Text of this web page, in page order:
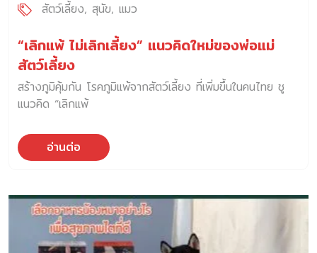
สัตว์เลี้ยง สุนัข แมว
“เลิกแพ้ ไม่เลิกเลี้ยง” แนวคิดใหม่ของพ่อแม่
สัตว์เลี้ยง
สร้างภูมิคุ้มกัน โรคภูมิแพ้จากสัตว์เลี้ยง ที่เพิ่มขึ้นในคนไทย ชู
แนวคิด “เลิกแพ้
อ่านต่อ